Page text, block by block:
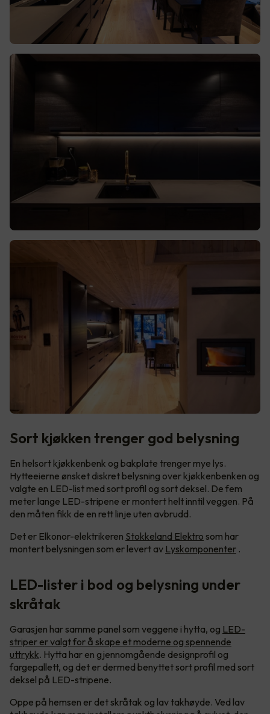
Sort kjøkken trenger god belysning
En helsort kjøkkenbenk og bakplate trenger mye lys.
Hytteeierne ønsket diskret belysning over kjøkkenbenken og
valgte en LED-list med sort profil og sort deksel. De fem
meter lange LED-stripene er montert helt inntil veggen. På
den måten fikk de en rett linje uten avbrudd.
Det er Elkonor-elektrikeren Stokkeland Elektro som har
montert belysningen som er levert av Lyskomponenter .
LED-lister i bod og belysning under
skråtak
Garasjen har samme panel som veggene i hytta, og LED-
striper er valgt for å skape et moderne og spennende
uttrykk. Hytta har en gjennomgående designprofil og
fargepallett, og det er dermed benyttet sort profil med sort
deksel på LED-stripene.
Oppe på hemsen er det skråtak og lav takhøyde. Ved lav